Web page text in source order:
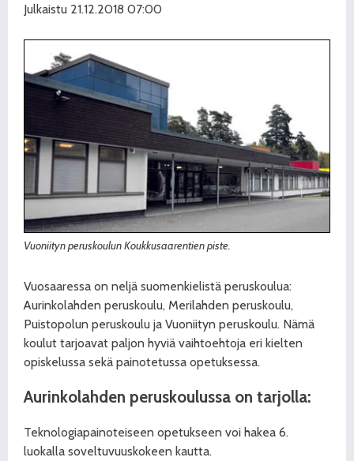
Julkaistu 21.12.2018 07:00
Vuoniityn peruskoulun Koukkusaarentien piste.
Vuosaaressa on neljä suomenkielistä peruskoulua:
Aurinkolahden peruskoulu, Merilahden peruskoulu,
Puistopolun peruskoulu ja Vuoniityn peruskoulu. Nämä
koulut tarjoavat paljon hyviä vaihtoehtoja eri kielten
opiskelussa sekä painotetussa opetuksessa.
Aurinkolahden peruskoulussa on tarjolla:
Teknologiapainoteiseen opetukseen voi hakea 6.
luokalla soveltuvuuskokeen kautta.